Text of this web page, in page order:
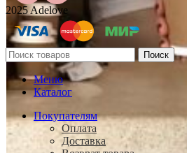
2025 Adelove
Поиск
Меню
Каталог
Покупателям
Оплата
Доставка